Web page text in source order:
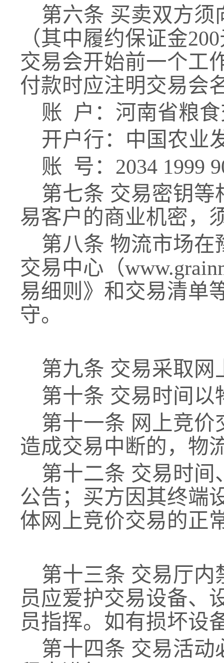
第六条 买卖双方须
（其中履约保证金200
交易会开始前一个工
付款时应注明交易会
账 户：河南省粮
开户行：中国农业
账 号：2034 1999
第七条 交易密钥等
易客户的商业机密，
第八条 物流市场在
交易中心（
易细则》和交易清单
守。
第九条 交易采取网
第十条 交易时间以
第十一条 网上竞价
造成交易中断的，物
第十二条 交易时间
公告；买方因其终端
体网上竞价交易的正
第十三条 交易厅内
员应爱护交易设备、
员指挥。如有损坏设
第十四条 交易活动